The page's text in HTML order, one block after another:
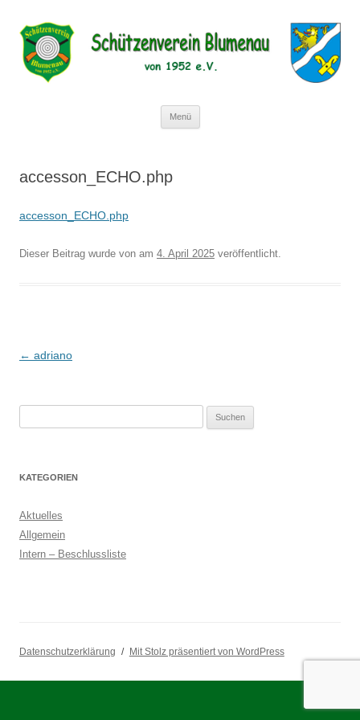
Schützenverein Blumenau von 1952
e.V.
Menü
accesson_ECHO.php
accesson_ECHO.php
Dieser Beitrag wurde von am 4. April 2025 veröffentlicht.
Beitragsnavigation
← adriano
KATEGORIEN
Aktuelles
Allgemein
Intern – Beschlussliste
Datenschutzerklärung Mit Stolz präsentiert von WordPress